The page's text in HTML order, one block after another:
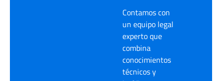
Contamos con
un equipo legal
experto que
combina
conocimientos
técnicos y